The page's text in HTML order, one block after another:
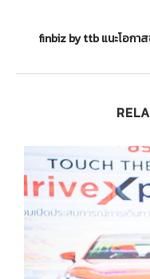
finbiz by ttb แนะโอกา